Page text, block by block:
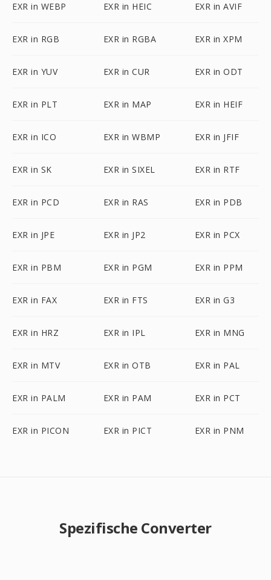
EXR in WEBP EXR in HEIC EXR in AVIF
EXR in RGB EXR in RGBA EXR in XPM
EXR in YUV EXR in CUR EXR in ODT
EXR in PLT EXR in MAP EXR in HEIF
EXR in ICO EXR in WBMP EXR in JFIF
EXR in SK EXR in SIXEL EXR in RTF
EXR in PCD EXR in RAS EXR in PDB
EXR in JPE EXR in JP2 EXR in PCX
EXR in PBM EXR in PGM EXR in PPM
EXR in FAX EXR in FTS EXR in G3
EXR in HRZ EXR in IPL EXR in MNG
EXR in MTV EXR in OTB EXR in PAL
EXR in PALM EXR in PAM EXR in PCT
EXR in PICON EXR in PICT EXR in PNM
Spezifische Converter